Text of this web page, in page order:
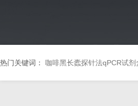
热门关键词： 咖啡黑长蠹探针法qPCR试剂